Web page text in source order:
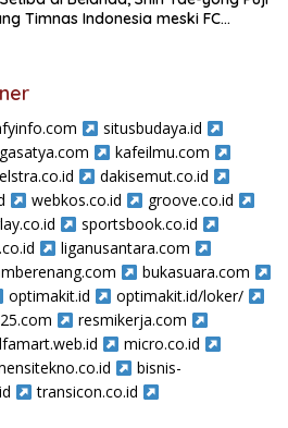
Timnas Indonesia meski FC
situsbudaya.id
kafeilmu.com
dakisemut.co.id
webkos.co.id
groove.co.id
sportsbook.co.id
liganusantara.com
bukasuara.com
optimakit.id
optimakit.id/loker/
resmikerja.com
micro.co.id
bisnis-
transicon.co.id